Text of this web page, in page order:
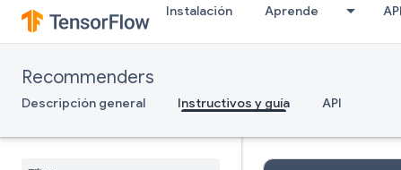
Instalación Aprende API
Recommenders
Descripción general Instructivos y guía API